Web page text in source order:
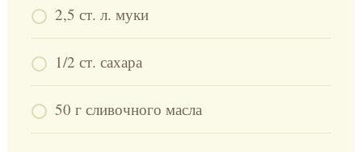
2,5 ст. л. муки
1/2 ст. сахара
50 г сливочного масла